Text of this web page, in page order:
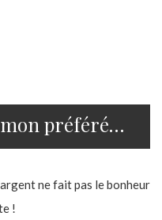
mon préféré…
ne fait pas le bonheur
!